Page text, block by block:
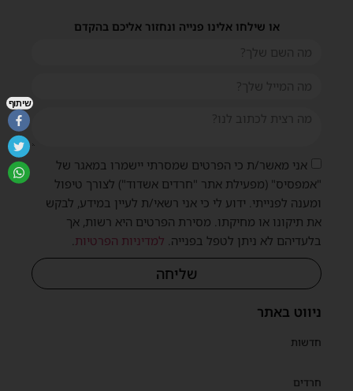
ניווט באתר
חדשות
חרדים
או שילחו אלינו פנייה ונחזור אליכם בהקדם
אני מאשר/ת כי הפרטים שמסרתי יישמרו במאגר של
"אמפסיס" (מפעילת אתר "חרדים אשדוד") לצורך טיפול
ומענה לפנייתי. ידוע לי כי אני רשאי/ת לעיין במידע, לבקש
את תיקונו או מחיקתו. מסירת הפרטים היא רשות, אך
בלעדיהם לא ניתן לטפל בפנייה. למדיניות הפרטיות.
שליחה
שיתוף